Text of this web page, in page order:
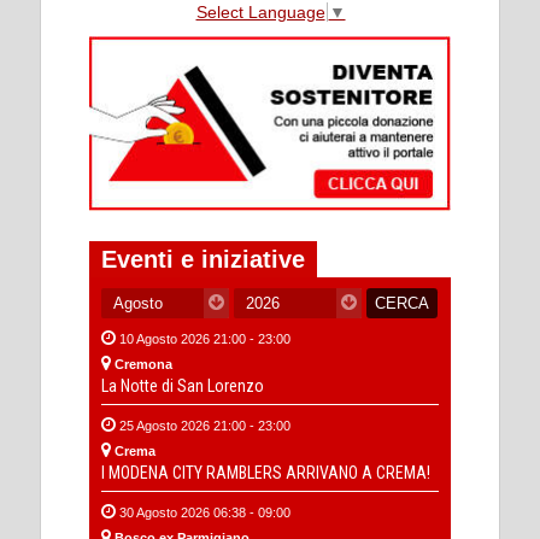
Select Language ▼
Eventi e iniziative
10 Agosto 2026 21:00 - 23:00
Cremona
La Notte di San Lorenzo
25 Agosto 2026 21:00 - 23:00
Crema
I MODENA CITY RAMBLERS ARRIVANO A CREMA!
30 Agosto 2026 06:38 - 09:00